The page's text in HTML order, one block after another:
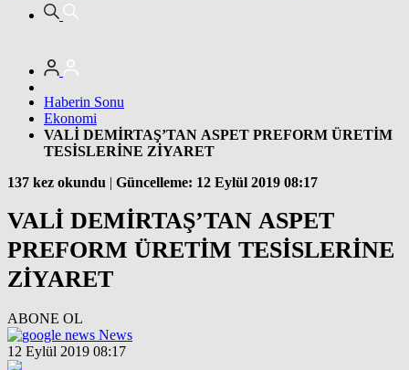
Haberin Sonu
Ekonomi
VALİ DEMİRTAŞ’TAN ASPET PREFORM ÜRETİM
TESİSLERİNE ZİYARET
137 kez okundu | Güncelleme: 12 Eylül 2019 08:17
VALİ DEMİRTAŞ’TAN ASPET
PREFORM ÜRETİM TESİSLERİNE
ZİYARET
ABONE OL
News
12 Eylül 2019 08:17